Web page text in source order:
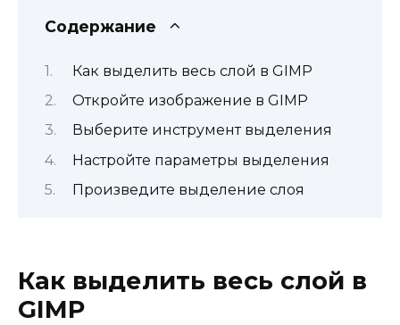
Содержание
Как выделить весь слой в GIMP
Откройте изображение в GIMP
Выберите инструмент выделения
Настройте параметры выделения
Произведите выделение слоя
Как выделить весь слой в
GIMP